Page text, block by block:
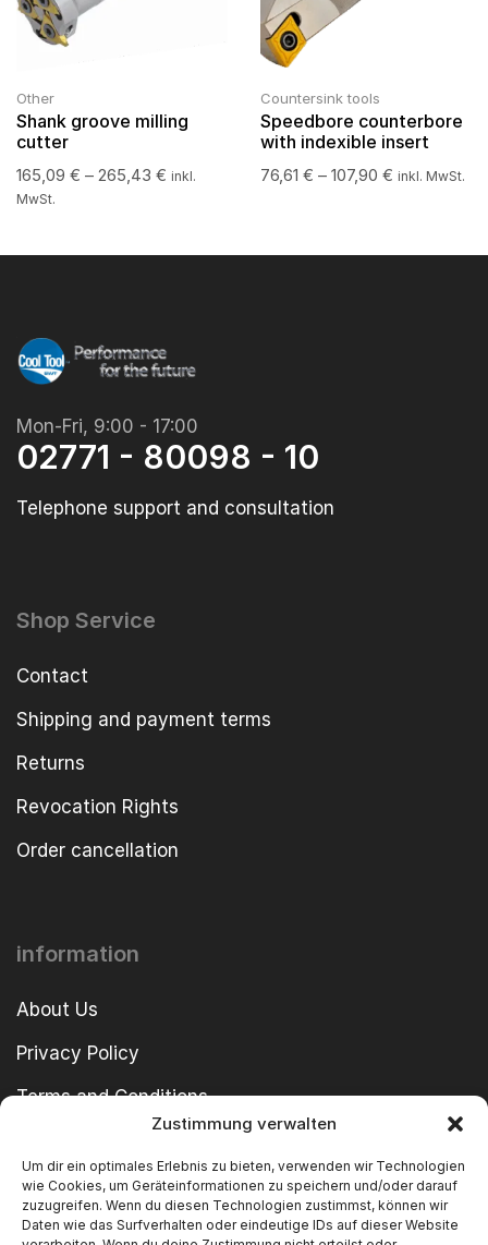
Zustimmung verwalten
Um dir ein optimales Erlebnis zu bieten, verwenden wir Technologien
wie Cookies, um Geräteinformationen zu speichern und/oder darauf
zuzugreifen. Wenn du diesen Technologien zustimmst, können wir
Daten wie das Surfverhalten oder eindeutige IDs auf dieser Website
Other
Shank groove milling
cutter
165,09 € – 265,43 € inkl.
MwSt.
Countersink tools
Speedbore counterbore
with indexible insert
76,61 € – 107,90 € inkl. MwSt.
Mon-Fri, 9:00 - 17:00
02771 - 80098 - 10
Telephone support and consultation
Shop Service
Contact
Shipping and payment terms
Returns
Revocation Rights
Order cancellation
information
About Us
Privacy Policy
Terms and Conditions